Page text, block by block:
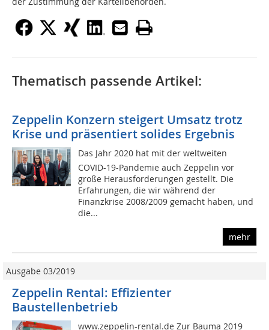
Thematisch passende Artikel:
Zeppelin Konzern steigert Umsatz trotz
Krise und präsentiert solides Ergebnis
Das Jahr 2020 hat mit der weltweiten
COVID-19-Pandemie auch Zeppelin vor
große Herausforderungen gestellt. Die
Erfahrungen, die wir während der
Finanzkrise 2008/2009 gemacht haben, und
die...
mehr
Ausgabe 03/2019
Zeppelin Rental: Effizienter
Baustellenbetrieb
www.zeppelin-rental.de Zur Bauma 2019